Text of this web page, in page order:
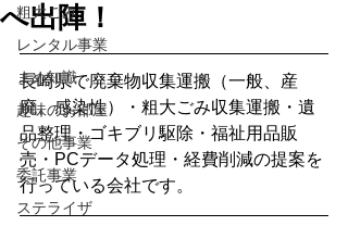
粗大ごみ
レンタル事業
まめ知識
趣味のお部屋
その他事業
委託事業
ステライザ
へ出陣！
長崎県で廃棄物収集運搬（一般、産
廃、感染性）・粗大ごみ収集運搬・遺
品整理・ゴキブリ駆除・福祉用品販
売・PCデータ処理・経費削減の提案を
行っている会社です。